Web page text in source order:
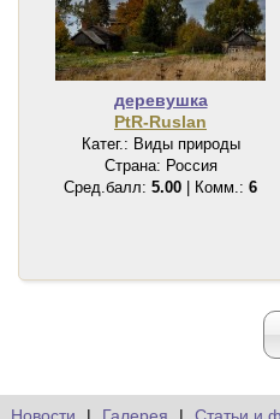
деревушка
PtR-Ruslan
Катег.: Виды природы
Страна: Россия
Сред.балл: 5.00 | Комм.: 6